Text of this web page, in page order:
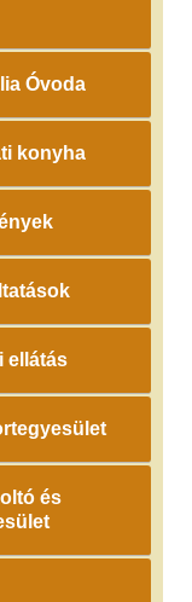
Óvoda
konyha
ellátás
és